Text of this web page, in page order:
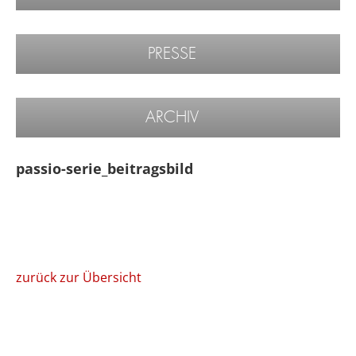
PRESSE
ARCHIV
passio-serie_beitragsbild
zurück zur Übersicht